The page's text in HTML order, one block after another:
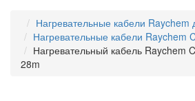
Нагревательные кабели Raychem
Нагревательные кабели Raychem
Нагревательный кабель Raychem
28m